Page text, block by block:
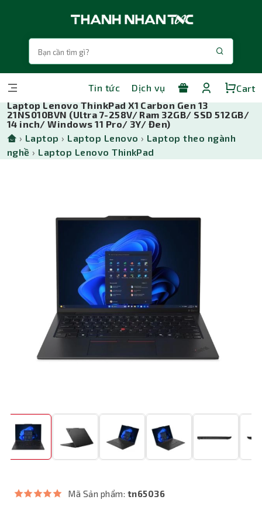
Tin tức Dịch vụ
Cart
Laptop Lenovo ThinkPad X1 Carbon Gen 13
21NS010BVN (Ultra 7-258V/ Ram 32GB/ SSD 512GB/
14 inch/ Windows 11 Pro/ 3Y/ Đen)
› Laptop › Laptop Lenovo › Laptop theo ngành
nghề › Laptop Lenovo ThinkPad
Mã Sản phẩm: tn65036